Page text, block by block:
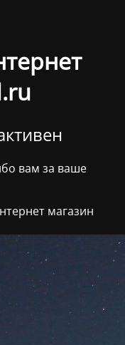
вам за ваше
магазин